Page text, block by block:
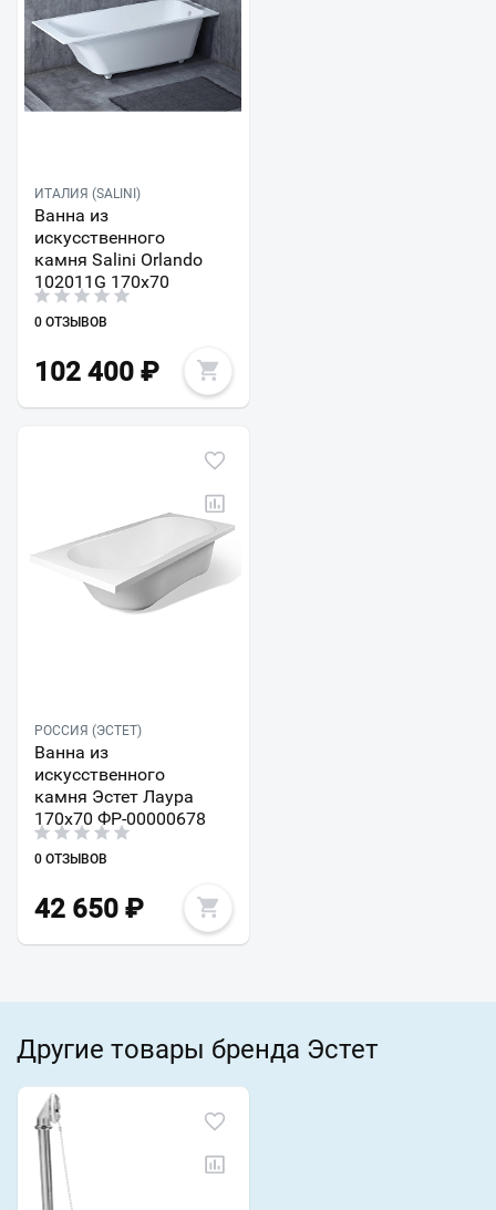
ИТАЛИЯ (SALINI)
Ванна из
искусственного
камня Salini Orlando
102011G 170х70
0 ОТЗЫВОВ
102 400 ₽
РОССИЯ (ЭСТЕТ)
Ванна из
искусственного
камня Эстет Лаура
170x70 ФР-00000678
0 ОТЗЫВОВ
42 650 ₽
Другие товары бренда Эстет